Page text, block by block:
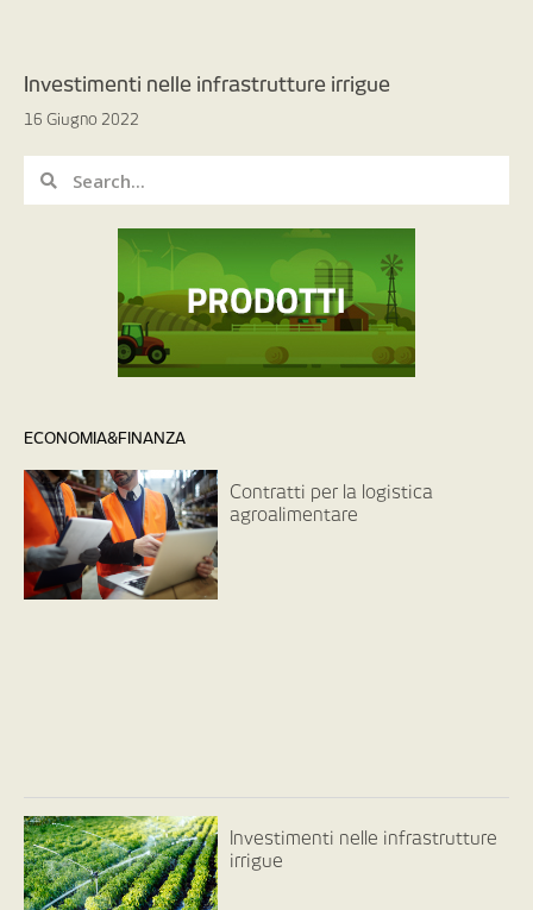
Investimenti nelle infrastrutture irrigue
16 Giugno 2022
ECONOMIA&FINANZA
Contratti per la logistica
agroalimentare
Investimenti nelle infrastrutture
irrigue